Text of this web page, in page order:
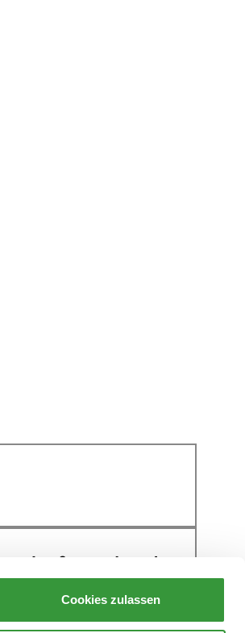
Cookies zulassen
for Fluid